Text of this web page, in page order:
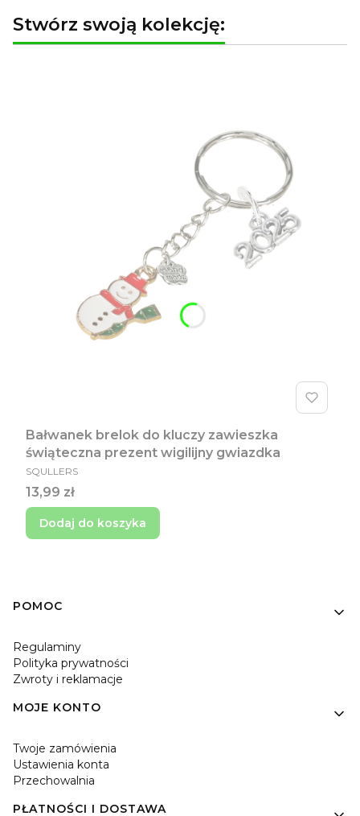
Stwórz swoją kolekcję:
Bałwanek brelok do kluczy zawieszka
świąteczna prezent wigilijny gwiazdka
PRODUCENT
SQULLERS
Cena
13,99 zł
Dodaj do koszyka
Linki w stopce
POMOC
Regulaminy
Polityka prywatności
Zwroty i reklamacje
MOJE KONTO
Twoje zamówienia
Ustawienia konta
Przechowalnia
PŁATNOŚCI I DOSTAWA